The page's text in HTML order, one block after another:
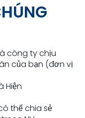
công ty chịu
của bạn (đơn vị
Hiện
thể chia sẻ